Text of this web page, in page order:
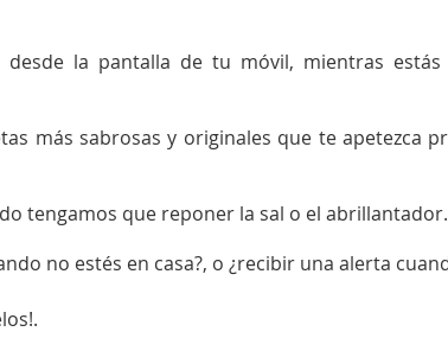
la pantalla de tu móvil, mientras
más sabrosas y originales que te apetezca
tengamos que reponer la sal o el abrillantador.
no estés en casa?, o ¿recibir una alerta